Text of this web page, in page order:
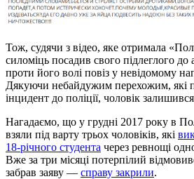
Тож, судячи з відео, яке отримала
силоміць посадив свого підлеглого до
проти його волі повіз у невідомому
Дякуючи небайдужим перехожим, які
інцидент до поліції, чоловік
Нагадаємо, що у грудні 2017 року в
взяли під варту трьох чоловіків, які
18-річного студента через ревнощі
Вже за три місяці потерпілий
забрав заяву — справу закрили.